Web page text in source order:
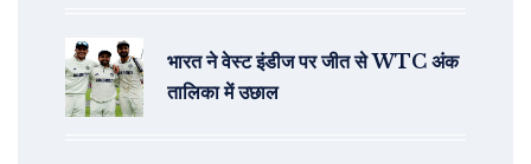
भारत ने वेस्ट इंडीज पर जीत से WTC अंक
तालिका में उछाल